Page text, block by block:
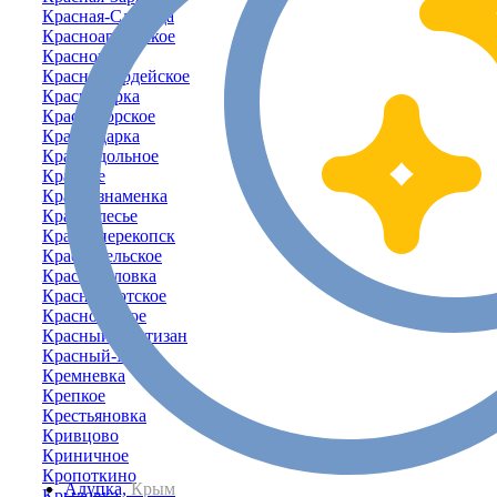
Алупка,Крым
Красная-Слобода
Красноармейское
Красновка
Красногвардейское
Красногорка
Красногорское
Краснодарка
Краснодольное
Красное
Краснознаменка
Краснолесье
Красноперекопск
Красносельское
Красносёловка
Краснофлотское
Красноярское
Красный Партизан
Красный-Мак
Кремневка
Крепкое
Крестьяновка
Кривцово
Криничное
Кропоткино